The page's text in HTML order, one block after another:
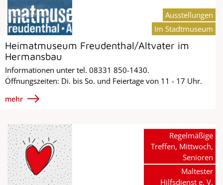
Heimatmuseum Freudenthal/Altvater im
Hermansbau
Informationen unter tel. 08331 850-1430.
Öffnungszeiten: Di. bis So. und Feiertage von 11 - 17 Uhr.
mehr
Ausstellungen
Im Stadtmuseum
Regelmäßige
Treffen, Mittwoch,
Senioren
Maltester
Hilfsdienst e. V.